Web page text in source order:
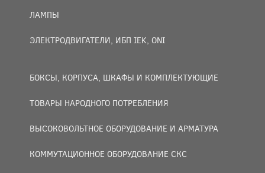
ЛАМПЫ
ЭЛЕКТРОДВИГАТЕЛИ, ИБП IEK, ONI
БОКСЫ, КОРПУСА, ШКАФЫ И КОМПЛЕКТУЮЩИЕ
ТОВАРЫ НАРОДНОГО ПОТРЕБЛЕНИЯ
ВЫСОКОВОЛЬТНОЕ ОБОРУДОВАНИЕ И АРМАТУРА
КОММУТАЦИОННОЕ ОБОРУДОВАНИЕ СКС